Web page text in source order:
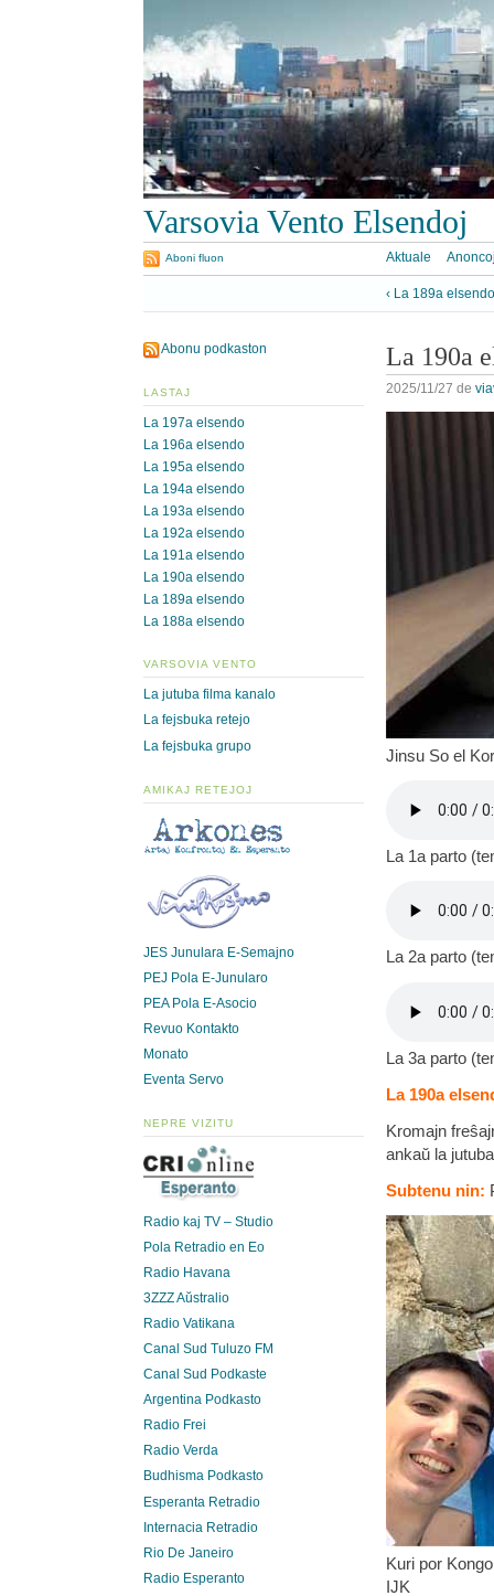
Varsovia Vento Elsendoj
Aktuale
Aboni fluon
‹ La 189a elsendo
La 190a
2025/11/27 de
Jinsu So el
La 1a parto
La 2a parto
La 3a parto
La 190a
Kromajn
ankaŭ la
Subtenu nin:
Kuri por
IJK
Abonu podkaston
LASTAJ
La 197a elsendo
La 196a elsendo
La 195a elsendo
La 194a elsendo
La 193a elsendo
La 192a elsendo
La 191a elsendo
La 190a elsendo
La 189a elsendo
La 188a elsendo
VARSOVIA VENTO
La jutuba filma kanalo
La fejsbuka retejo
La fejsbuka grupo
AMIKAJ RETEJOJ
JES Junulara E-Semajno
PEJ Pola E-Junularo
PEA Pola E-Asocio
Revuo Kontakto
Monato
Eventa Servo
NEPRE VIZITU
Radio kaj TV – Studio
Pola Retradio en Eo
Radio Havana
3ZZZ Aŭstralio
Radio Vatikana
Canal Sud Tuluzo FM
Canal Sud Podkaste
Argentina Podkasto
Radio Frei
Radio Verda
Budhisma Podkasto
Esperanta Retradio
Internacia Retradio
Rio De Janeiro
Radio Esperanto